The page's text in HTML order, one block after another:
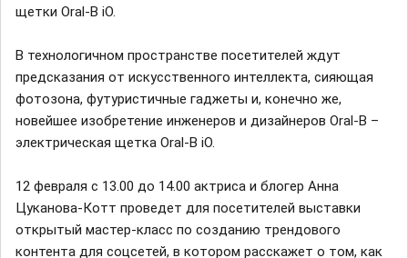
щетки Oral-B iO.
В технологичном пространстве посетителей ждут
предсказания от искусственного интеллекта, сияющая
фотозона, футуристичные гаджеты и, конечно же,
новейшее изобретение инженеров и дизайнеров Oral-B –
электрическая щетка Oral-B iO.
12 февраля с 13.00 до 14.00 актриса и блогер Анна
Цуканова-Котт проведет для посетителей выставки
открытый мастер-класс по созданию трендового
контента для соцсетей, в котором расскажет о том, как